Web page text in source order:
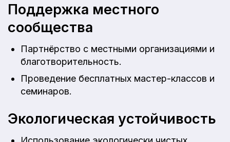
Поддержка местного
сообщества
Партнёрство с местными организациями и
благотворительность.
Проведение бесплатных мастер-классов и
семинаров.
Экологическая устойчивость